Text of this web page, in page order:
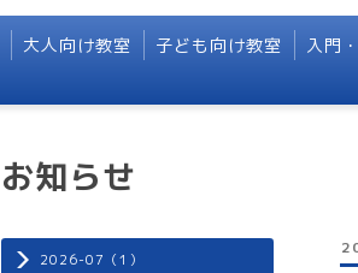
大人向け教室 子ども向け教室 入門
2026-07（1）
お知らせ